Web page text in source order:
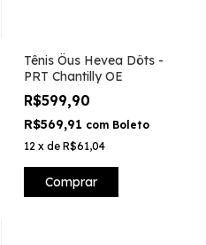
Tênis Öus Hevea Döts -
PRT Chantilly OE
R$599,90
R$569,91 com Boleto
12 x de R$61,04
Comprar